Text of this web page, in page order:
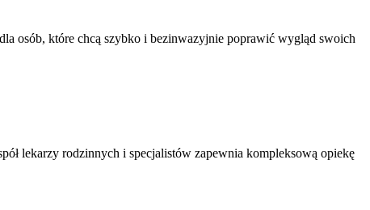
osób, które chcą szybko i bezinwazyjnie poprawić wygląd swoich
lekarzy rodzinnych i specjalistów zapewnia kompleksową opiekę